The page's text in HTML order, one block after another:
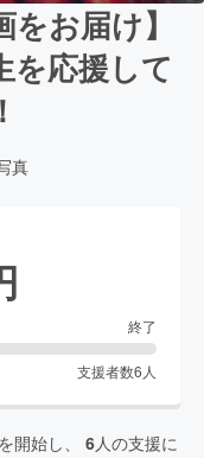
をお届け】
を応援して
真
終了
支援者数6 人
開始し、 6人の支援に